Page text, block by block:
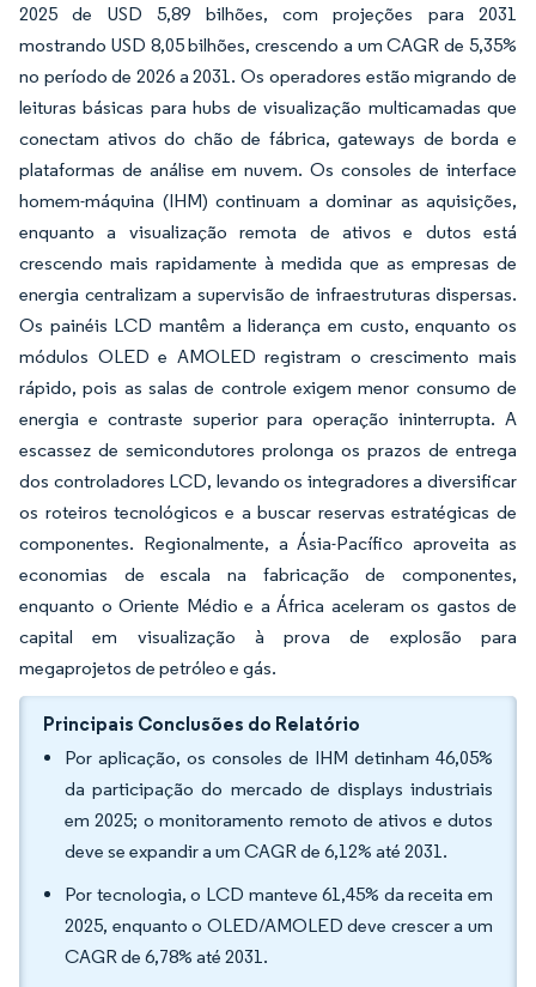
2025 de USD 5,89 bilhões, com projeções para 2031
mostrando USD 8,05 bilhões, crescendo a um CAGR de 5,35%
no período de 2026 a 2031. Os operadores estão migrando de
leituras básicas para hubs de visualização multicamadas que
conectam ativos do chão de fábrica, gateways de borda e
plataformas de análise em nuvem. Os consoles de interface
homem-máquina (IHM) continuam a dominar as aquisições,
enquanto a visualização remota de ativos e dutos está
crescendo mais rapidamente à medida que as empresas de
energia centralizam a supervisão de infraestruturas dispersas.
Os painéis LCD mantêm a liderança em custo, enquanto os
módulos OLED e AMOLED registram o crescimento mais
rápido, pois as salas de controle exigem menor consumo de
energia e contraste superior para operação ininterrupta. A
escassez de semicondutores prolonga os prazos de entrega
dos controladores LCD, levando os integradores a diversificar
os roteiros tecnológicos e a buscar reservas estratégicas de
componentes. Regionalmente, a Ásia-Pacífico aproveita as
economias de escala na fabricação de componentes,
enquanto o Oriente Médio e a África aceleram os gastos de
capital em visualização à prova de explosão para
megaprojetos de petróleo e gás.
Principais Conclusões do Relatório
Por aplicação, os consoles de IHM detinham 46,05%
da participação do mercado de displays industriais
em 2025; o monitoramento remoto de ativos e dutos
deve se expandir a um CAGR de 6,12% até 2031.
Por tecnologia, o LCD manteve 61,45% da receita em
2025, enquanto o OLED/AMOLED deve crescer a um
CAGR de 6,78% até 2031.